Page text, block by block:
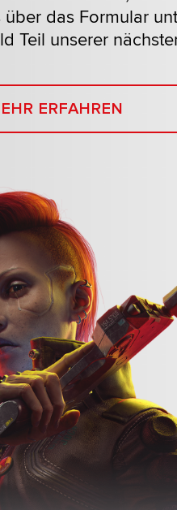
das Formular
Teil unserer
ERFAHREN